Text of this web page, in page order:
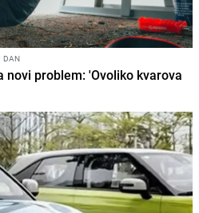
DAN
problem: 'Ovoliko kvarova